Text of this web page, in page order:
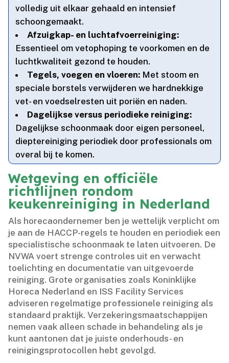
volledig uit elkaar gehaald en intensief
schoongemaakt.​
Afzuigkap- en luchtafvoerreiniging:
Essentieel om vetophoping te voorkomen en de
luchtkwaliteit gezond te houden.​
Tegels, voegen en vloeren: Met stoom en
speciale borstels verwijderen we hardnekkige
vet- en voedselresten uit poriën en naden.​
Dagelijkse versus periodieke reiniging:
Dagelijkse schoonmaak door eigen personeel,
dieptereiniging periodiek door professionals om
overal bij te komen.​
Wetgeving en officiële
richtlijnen rondom
keukenreiniging in Nederland
Als horecaondernemer ben je wettelijk verplicht om
je aan de HACCP-regels te houden en periodiek een
specialistische schoonmaak te laten uitvoeren.​ De
NVWA voert strenge controles uit en verwacht
toelichting en documentatie van uitgevoerde
reiniging.​ Grote organisaties zoals Koninklijke
Horeca Nederland en ISS Facility Services
adviseren regelmatige professionele reiniging als
standaard praktijk.​ Verzekeringsmaatschappijen
nemen vaak alleen schade in behandeling als je
kunt aantonen dat je juiste onderhouds- en
reinigingsprotocollen hebt gevolgd.​